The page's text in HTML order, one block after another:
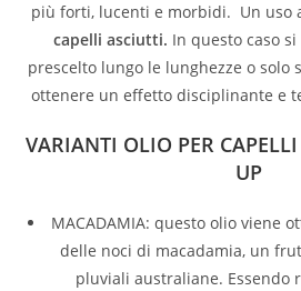
più forti, lucenti e morbidi. Un uso
capelli asciutti. In questo caso
prescelto lungo le lunghezze o solo
ottenere un effetto disciplinante e
VARIANTI OLIO PER
UP
MACADAMIA: questo olio viene
delle noci di macadamia, un
pluviali australiane. Essendo